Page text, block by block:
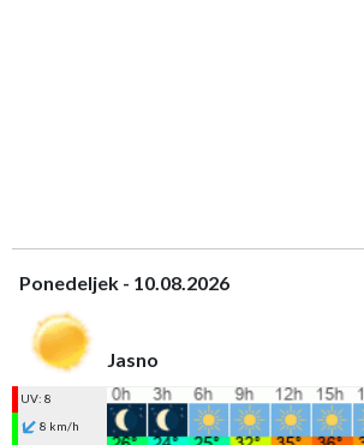
Ponedeljek - 10.08.2026
Jasno
UV: 8
8 km/h